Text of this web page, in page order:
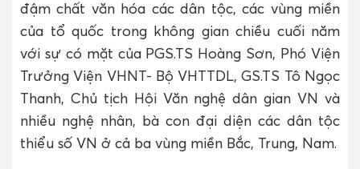
đậm chất văn hóa các dân tộc, các vùng miền
của tổ quốc trong không gian chiều cuối năm
với sự có mặt của PGS.TS Hoàng Sơn, Phó Viện
Trưởng Viện VHNT- Bộ VHTTDL, GS.TS Tô Ngọc
Thanh, Chủ tịch Hội Văn nghệ dân gian VN và
nhiều nghệ nhân, bà con đại diện các dân tộc
thiểu số VN ở cả ba vùng miền Bắc, Trung, Nam.